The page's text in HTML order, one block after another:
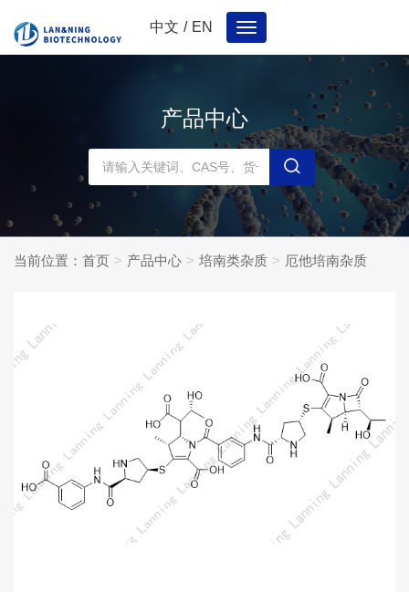
中文 / EN
Toggle
navigation
产品中心
当前位置： 首页 产品中心 培南类杂质 厄他培南杂质